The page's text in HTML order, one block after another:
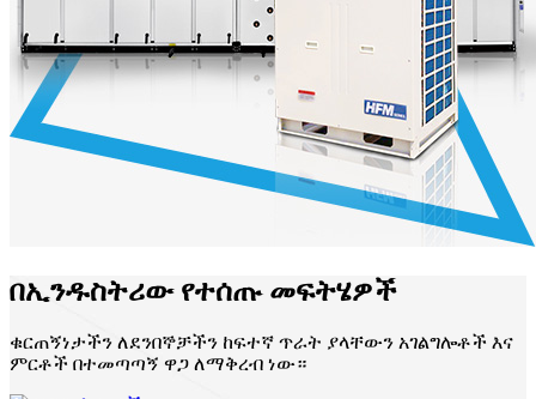
በኢንዱስትሪው የተሰጡ መፍትሄዎች
ቁርጠኝነታችን ለደንበኞቻችን ከፍተኛ ጥራት ያላቸውን አገልግሎቶች እና
ምርቶች በተመጣጣኝ ዋጋ ለማቅረብ ነው።